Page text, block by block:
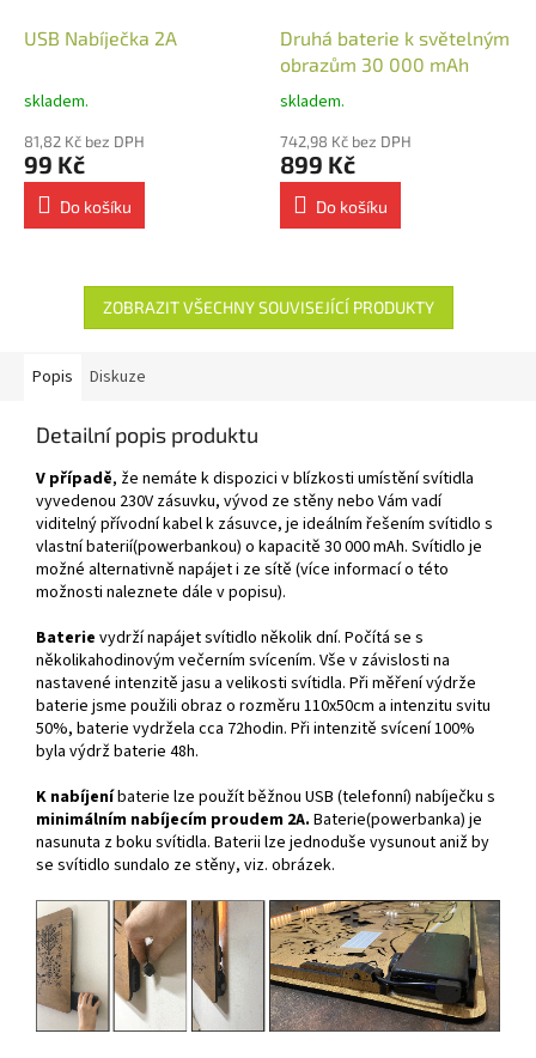
USB Nabíječka 2A
skladem.
81,82 Kč bez DPH
99 Kč
Do košíku
Druhá baterie k světelným
obrazům 30 000 mAh
skladem.
742,98 Kč bez DPH
899 Kč
Do košíku
ZOBRAZIT VŠECHNY SOUVISEJÍCÍ PRODUKTY
Popis Diskuze
Detailní popis produktu
V případě, že nemáte k dispozici v blízkosti umístění svítidla
vyvedenou 230V zásuvku, vývod ze stěny nebo Vám vadí
viditelný přívodní kabel k zásuvce, je ideálním řešením svítidlo s
vlastní baterií(powerbankou) o kapacitě 30 000 mAh. Svítidlo je
možné alternativně napájet i ze sítě (více informací o této
možnosti naleznete dále v popisu).
Baterie vydrží napájet svítidlo několik dní. Počítá se s
několikahodinovým večerním svícením. Vše v závislosti na
nastavené intenzitě jasu a velikosti svítidla. Při měření výdrže
baterie jsme použili obraz o rozměru 110x50cm a intenzitu svitu
50%, baterie vydržela cca 72hodin. Při intenzitě svícení 100%
byla výdrž baterie 48h.
K nabíjeníbaterie lze použít běžnou USB (telefonní) nabíječku s
minimálním nabíjecím proudem 2A. Baterie(powerbanka) je
nasunuta z boku svítidla. Baterii lze jednoduše vysunout aniž by
se svítidlo sundalo ze stěny, viz. obrázek.